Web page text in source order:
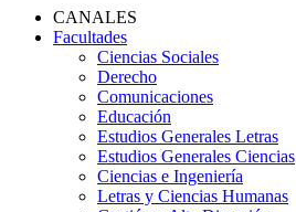
CANALES
Facultades
Ciencias Sociales
Derecho
Comunicaciones
Educación
Estudios Generales Letras
Estudios Generales Ciencias
Ciencias e Ingeniería
Letras y Ciencias Humanas